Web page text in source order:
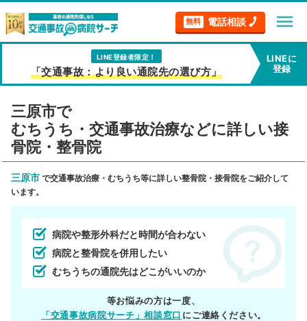
無料 電話相談 menu
LINE登録者限定！
「交通事故：より良い通院先の選び方」
LINEに
登録
三原市で
むちうち・交通事故治療などに詳しい接
骨院・整骨院
三原市 で交通事故治療・むちうち等に詳しい整骨院・接骨院をご紹介して
います。
病院や整形外科だと時間が合わない
病院と整骨院を併用したい
むちうちの通院先はどこがいいのか
等お悩みの方は一度、
「交通事故病院サーチ」相談窓口 にご連絡ください。